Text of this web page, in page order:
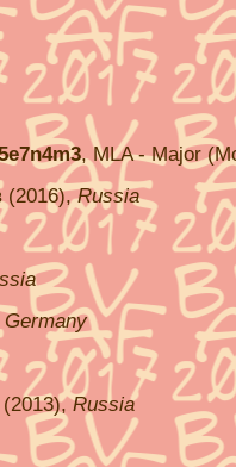
, MLA - Major
(2016),Russia
(2013),Russia